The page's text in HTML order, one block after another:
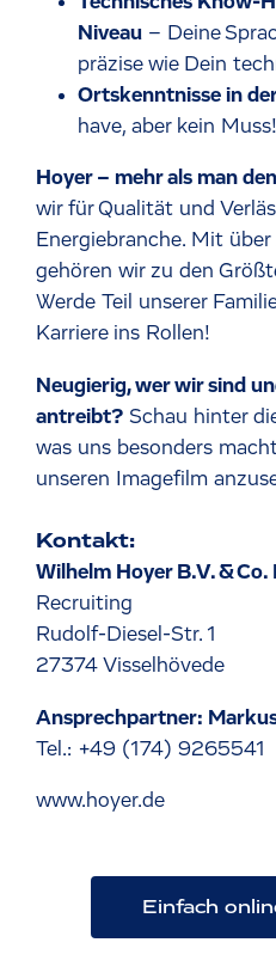
Niveau – Deine
präzise wie Dein
Ortskenntnisse in
have, aber kein Muss!
Hoyer – mehr als man
wir für Qualität und Verlä
Energiebranche. Mit
gehören wir zu den
Werde Teil unserer
Karriere ins Rollen!
Neugierig, wer wir sind
antreibt? Schau hinter
was uns besonders
unseren Imagefilm
Kontakt:
Wilhelm Hoyer B.V. & Co.
Recruiting
Rudolf-Diesel-Str. 1
27374 Visselhövede
Ansprechpartner:
Tel.: +49 (174) 9265541
www.hoyer.de
Einfach